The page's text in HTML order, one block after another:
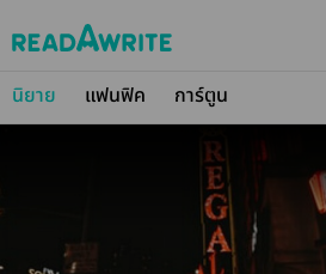
นิยาย แฟนฟิค การ์ตูน